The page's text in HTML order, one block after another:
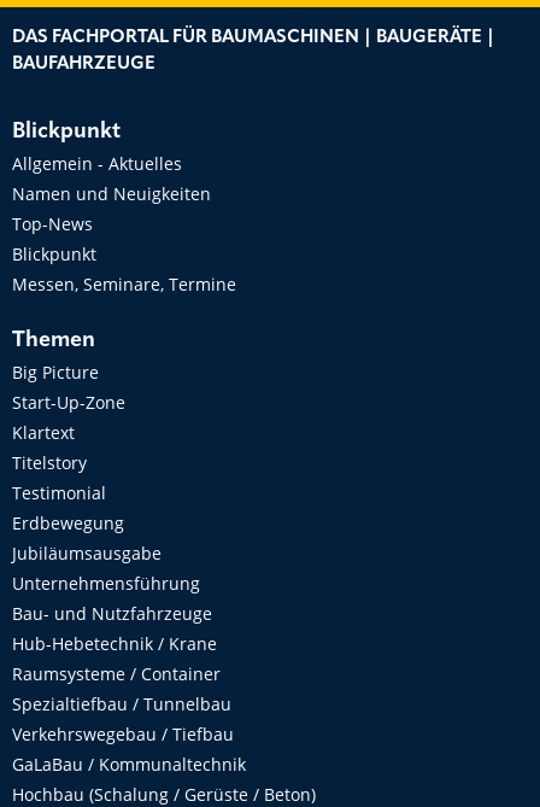
DAS FACHPORTAL FÜR BAUMASCHINEN | BAUGERÄTE |
BAUFAHRZEUGE
Blickpunkt
Allgemein - Aktuelles
Namen und Neuigkeiten
Top-News
Blickpunkt
Messen, Seminare, Termine
Themen
Big Picture
Start-Up-Zone
Klartext
Titelstory
Testimonial
Erdbewegung
Jubiläumsausgabe
Unternehmensführung
Bau- und Nutzfahrzeuge
Hub-Hebetechnik / Krane
Raumsysteme / Container
Spezialtiefbau / Tunnelbau
Verkehrswegebau / Tiefbau
GaLaBau / Kommunaltechnik
Hochbau (Schalung / Gerüste / Beton)